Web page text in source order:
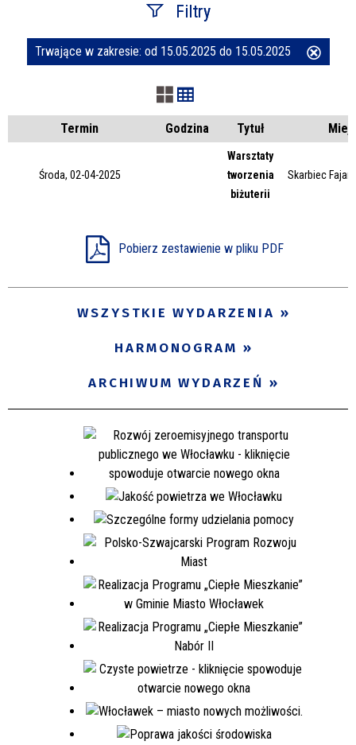
Filtry
Szukana fraza
Kategoria
Trwające w zakresie
Trwające w zakresie: od 15.05.2025 do 15.05.2025
Termin Godzina Tytuł
Środa, 02-04-2025
Warsztaty
tworzenia
biżuterii
Skarbiec
Pobierz zestawienie w pliku PDF
WSZYSTKIE WYDARZENIA
HARMONOGRAM
ARCHIWUM WYDARZEŃ